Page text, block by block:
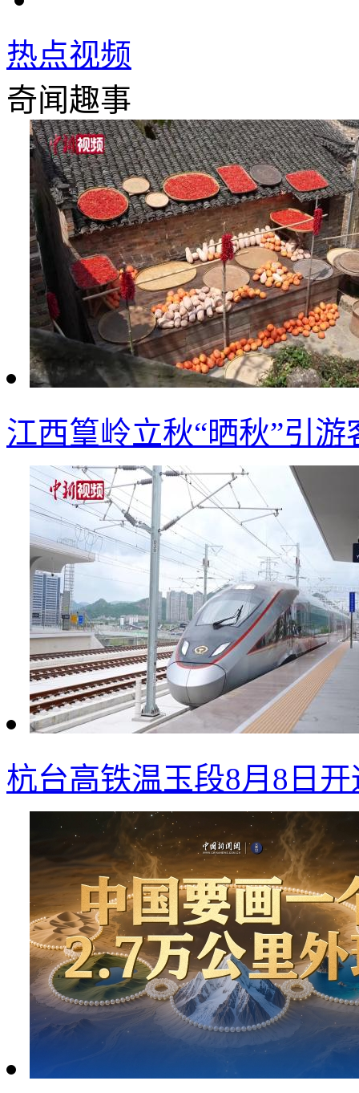
热点视频
奇闻趣事
江西篁岭立秋“晒秋”引游
杭台高铁温玉段8月8日